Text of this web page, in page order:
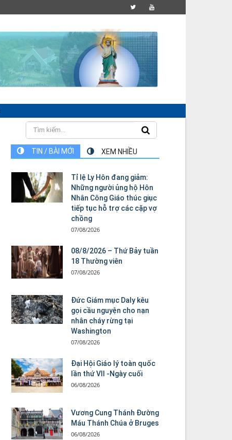
TIN / BÀI MỚI XEM NHIỀU
Tỉ lệ Ly Hôn đang giảm:
Những người ủng hộ Hôn
Nhân Công Giáo thúc giục
tiếp tục hỗ trợ các cặp vợ
chồng
07/08/2026
08/8/2026 – Thứ Bảy tuần
18 Thường viên
07/08/2026
Đức Giám mục Daly kêu
gọi cầu nguyện cho nạn
nhân cháy rừng tại
Washington
07/08/2026
Đại Hội Giáo lý toàn quốc
lần thứ VII -Ngày cuối
06/08/2026
Vương Cung Thánh Ðường
Máu Thánh Chúa ở Bruges
06/08/2026